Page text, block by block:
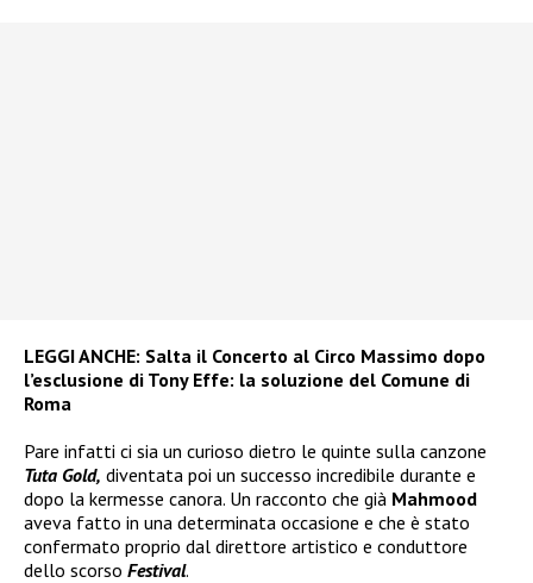
LEGGI ANCHE: Salta il Concerto al Circo Massimo dopo
l’esclusione di Tony Effe: la soluzione del Comune di
Roma
Pare infatti ci sia un curioso dietro le quinte sulla canzone
Tuta Gold, diventata poi un successo incredibile durante e
dopo la kermesse canora. Un racconto che già Mahmood
aveva fatto in una determinata occasione e che è stato
confermato proprio dal direttore artistico e conduttore
dello scorso Festival.